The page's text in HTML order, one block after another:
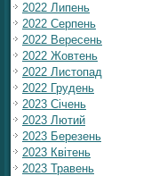
2022 Липень
2022 Серпень
2022 Вересень
2022 Жовтень
2022 Листопад
2022 Грудень
2023 Січень
2023 Лютий
2023 Березень
2023 Квітень
2023 Травень